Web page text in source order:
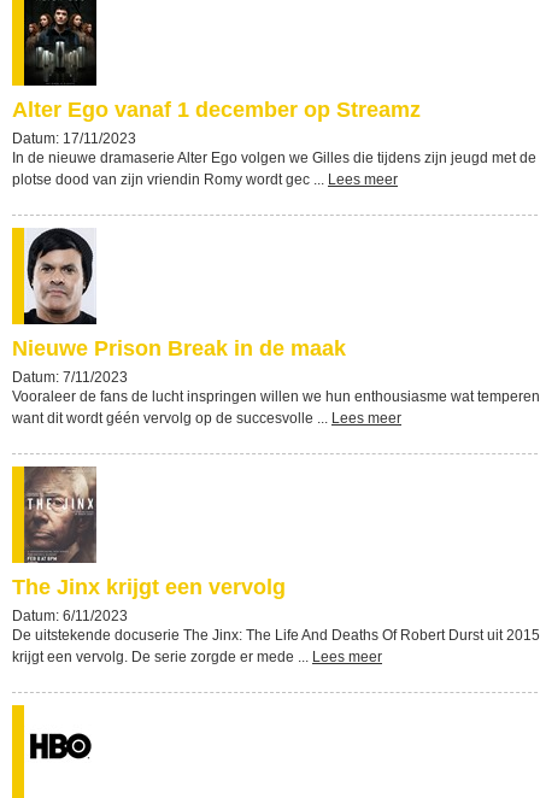
Alter Ego vanaf 1 december op Streamz
Datum: 17/11/2023
In de nieuwe dramaserie Alter Ego volgen we Gilles die tijdens zijn jeugd met de
plotse dood van zijn vriendin Romy wordt gec ... Lees meer
Nieuwe Prison Break in de maak
Datum: 7/11/2023
Vooraleer de fans de lucht inspringen willen we hun enthousiasme wat temperen
want dit wordt géén vervolg op de succesvolle ... Lees meer
The Jinx krijgt een vervolg
Datum: 6/11/2023
De uitstekende docuserie The Jinx: The Life And Deaths Of Robert Durst uit 2015
krijgt een vervolg. De serie zorgde er mede ... Lees meer